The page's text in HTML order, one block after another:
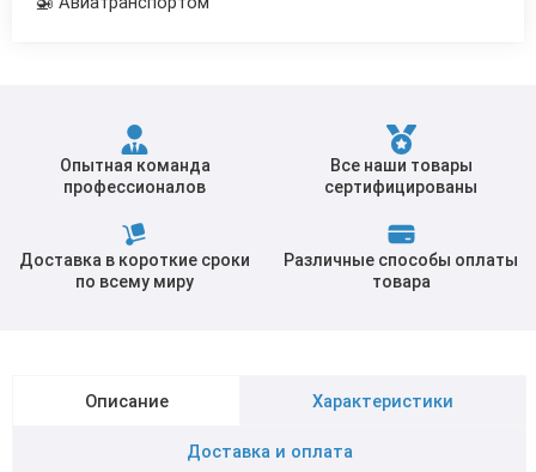
Опытная команда
профессионалов
Все наши товары
сертифицированы
Доставка в короткие сроки
по всему миру
Различные способы оплаты
товара
Описание Характеристики
Доставка и оплата